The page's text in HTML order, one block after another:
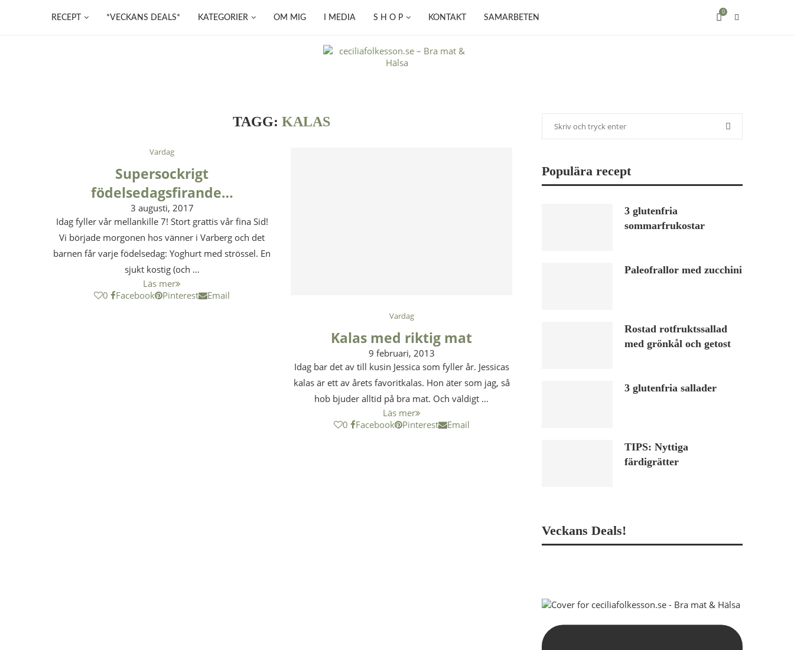
RECEPT *VECKANS DEALS* KATEGORIER OM MIG I MEDIA S H O P KONTAKT SAMARBETEN
0
TAGG:KALAS
Vardag
Supersockrigt
födelsedagsfirande…
3 augusti, 2017
Idag fyller vår mellankille 7! Stort grattis vår fina Sid!
Vi började morgonen hos vänner i Varberg och det
barnen får varje födelsedag: Yoghurt med strössel. En
sjukt kostig (och …
Läs mer
0
Facebook Pinterest Email
Vardag
Kalas med riktig mat
9 februari, 2013
Idag bar det av till kusin Jessica som fyller år. Jessicas
kalas är ett av årets favoritkalas. Hon äter som jag, så
hob bjuder alltid på bra mat. Och väldigt …
Läs mer
0
Facebook Pinterest Email
Populära recept
3 glutenfria
sommarfrukostar
Paleofrallor med zucchini
Rostad rotfruktssallad
med grönkål och getost
3 glutenfria sallader
TIPS: Nyttiga
färdigrätter
Veckans Deals!